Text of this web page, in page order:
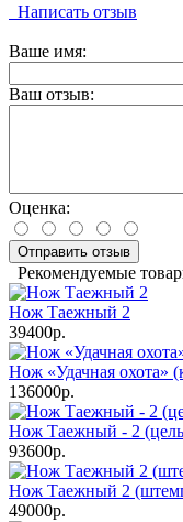
Написать отзыв
Ваше имя:
Ваш отзыв:
Оценка:
Отправить отзыв
Рекомендуемые
Нож Таежный 2
39400р.
Нож «Удачная охота»
136000р.
Нож Таежный - 2
93600р.
Нож Таежный 2
49000р.